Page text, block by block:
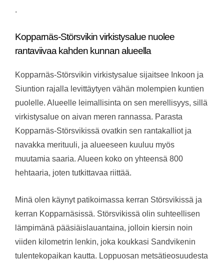
.
Kopparnäs-Störsvikin virkistysalue nuolee
rantaviivaa kahden kunnan alueella
Kopparnäs-Störsvikin virkistysalue sijaitsee Inkoon ja
Siuntion rajalla levittäytyen vähän molempien kuntien
puolelle. Alueelle leimallisinta on sen merellisyys, sillä
virkistysalue on aivan meren rannassa. Parasta
Kopparnäs-Störsvikissä ovatkin sen rantakalliot ja
navakka merituuli, ja alueeseen kuuluu myös
muutamia saaria. Alueen koko on yhteensä 800
hehtaaria, joten tutkittavaa riittää.
Minä olen käynyt patikoimassa kerran Störsvikissä ja
kerran Kopparnäsissä. Störsvikissä olin suhteellisen
lämpimänä pääsiäislauantaina, jolloin kiersin noin
viiden kilometrin lenkin, joka koukkasi Sandvikenin
tulentekopaikan kautta. Loppuosan metsätieosuudesta